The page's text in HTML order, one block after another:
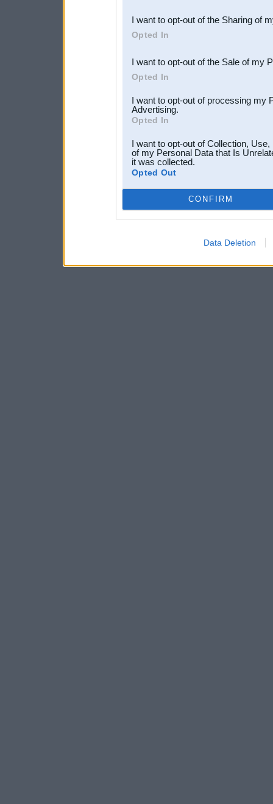
Downstream Participants
third parties.
I want to opt-out of the Sharing of
Opted In
I want to opt-out of the Sale of my
Opted In
I want to opt-out of processing my
Advertising.
Opted In
I want to opt-out of Collection,
of my Personal Data that Is
it was collected.
Opted Out
CONFIRM
Data Deletion